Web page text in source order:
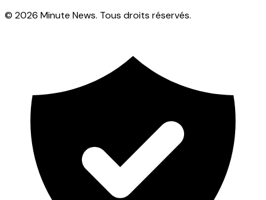
© 2026 Minute News. Tous droits réservés.